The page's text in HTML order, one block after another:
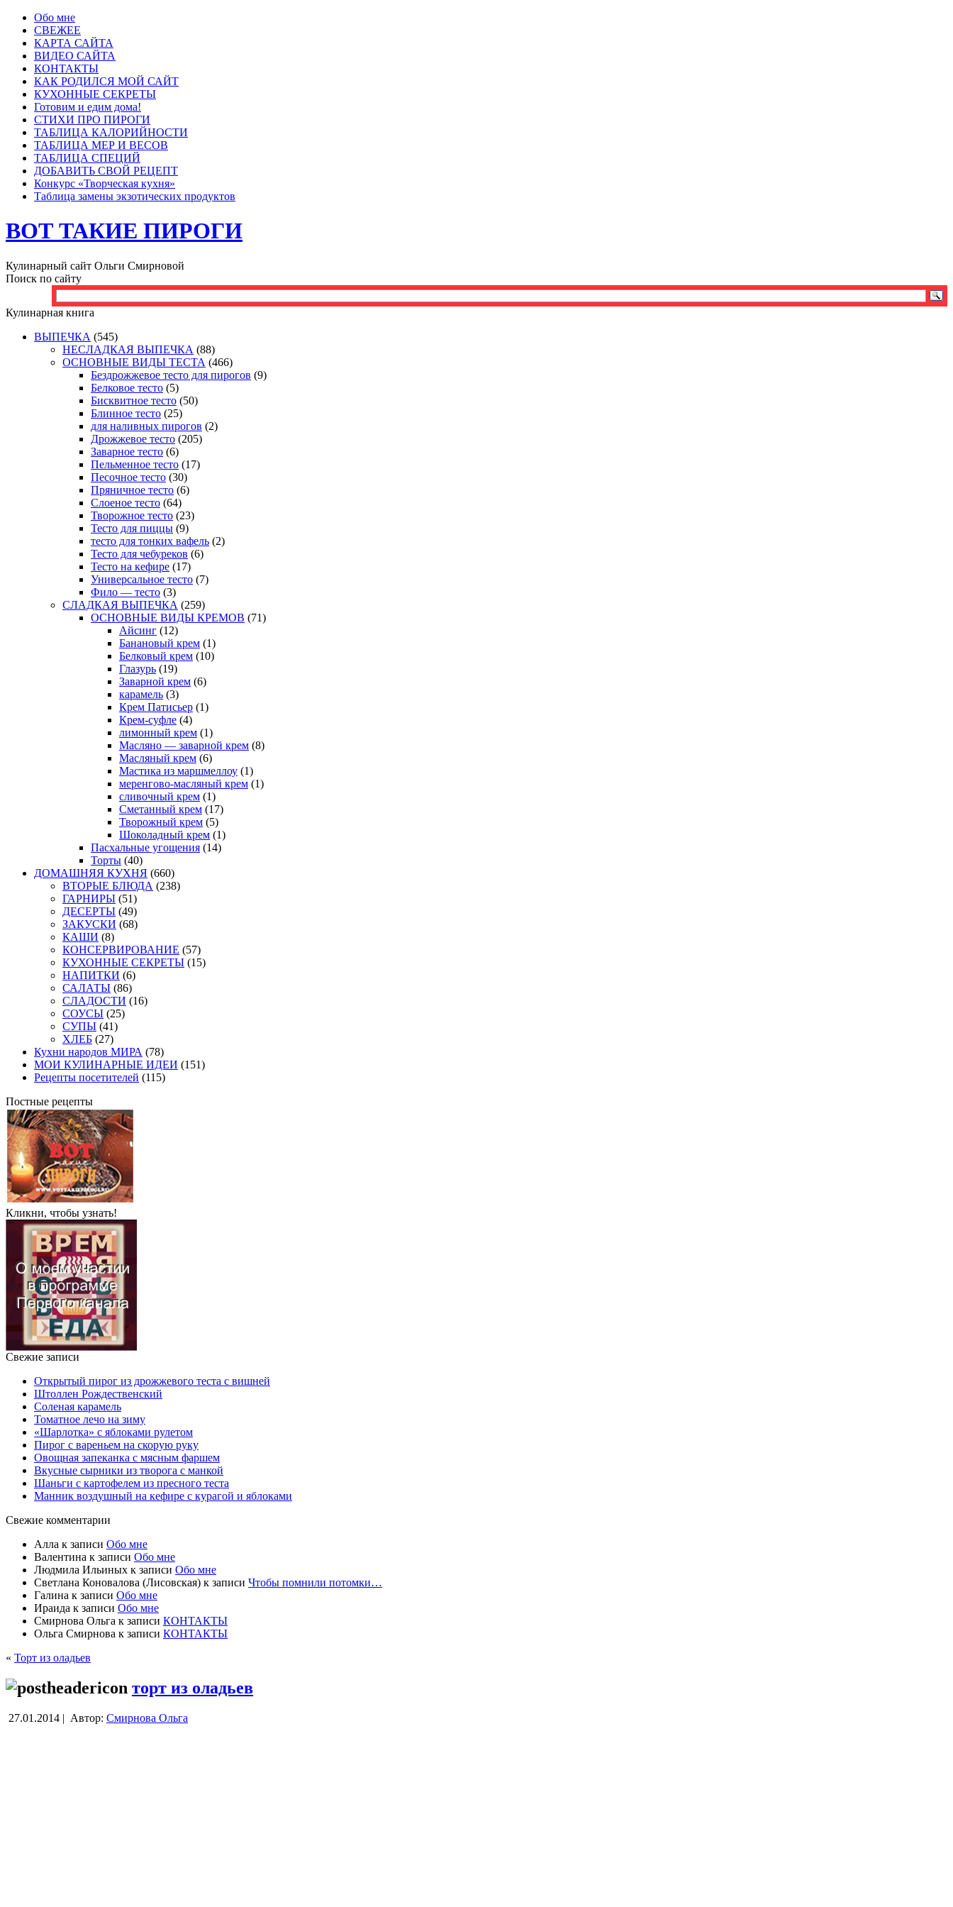
Обо мне
СВЕЖЕЕ
КАРТА САЙТА
ВИДЕО САЙТА
КОНТАКТЫ
КАК РОДИЛСЯ МОЙ САЙТ
КУХОННЫЕ СЕКРЕТЫ
Готовим и едим дома!
СТИХИ ПРО ПИРОГИ
ТАБЛИЦА КАЛОРИЙНОСТИ
ТАБЛИЦА МЕР И ВЕСОВ
ТАБЛИЦА СПЕЦИЙ
ДОБАВИТЬ СВОЙ РЕЦЕПТ
Конкурс «Творческая кухня»
Таблица замены экзотических продуктов
ВОТ ТАКИЕ ПИРОГИ
Кулинарный сайт Ольги Смирновой
Поиск по сайту
Кулинарная книга
ВЫПЕЧКА (545)
НЕСЛАДКАЯ ВЫПЕЧКА (88)
ОСНОВНЫЕ ВИДЫ ТЕСТА (466)
Бездрожжевое тесто для пирогов (9)
Белковое тесто (5)
Бисквитное тесто (50)
Блинное тесто (25)
для наливных пирогов (2)
Дрожжевое тесто (205)
Заварное тесто (6)
Пельменное тесто (17)
Песочное тесто (30)
Пряничное тесто (6)
Слоеное тесто (64)
Творожное тесто (23)
Тесто для пиццы (9)
тесто для тонких вафель (2)
Тесто для чебуреков (6)
Тесто на кефире (17)
Универсальное тесто (7)
Фило — тесто (3)
СЛАДКАЯ ВЫПЕЧКА (259)
ОСНОВНЫЕ ВИДЫ КРЕМОВ (71)
Айсинг (12)
Банановый крем (1)
Белковый крем (10)
Глазурь (19)
Заварной крем (6)
карамель (3)
Крем Патисьер (1)
Крем-суфле (4)
лимонный крем (1)
Масляно — заварной крем (8)
Масляный крем (6)
Мастика из маршмеллоу (1)
меренгово-масляный крем (1)
сливочный крем (1)
Сметанный крем (17)
Творожный крем (5)
Шоколадный крем (1)
Пасхальные угощения (14)
Торты (40)
ДОМАШНЯЯ КУХНЯ (660)
ВТОРЫЕ БЛЮДА (238)
ГАРНИРЫ (51)
ДЕСЕРТЫ (49)
ЗАКУСКИ (68)
КАШИ (8)
КОНСЕРВИРОВАНИЕ (57)
КУХОННЫЕ СЕКРЕТЫ (15)
НАПИТКИ (6)
САЛАТЫ (86)
СЛАДОСТИ (16)
СОУСЫ (25)
СУПЫ (41)
ХЛЕБ (27)
Кухни народов МИРА (78)
МОИ КУЛИНАРНЫЕ ИДЕИ (151)
Рецепты посетителей (115)
Постные рецепты
Кликни, чтобы узнать!
Свежие записи
Открытый пирог из дрожжевого теста с вишней
Штоллен Рождественский
Соленая карамель
Томатное лечо на зиму
«Шарлотка» с яблоками рулетом
Пирог с вареньем на скорую руку
Овощная запеканка с мясным фаршем
Вкусные сырники из творога с манкой
Шаньги с картофелем из пресного теста
Манник воздушный на кефире с курагой и яблоками
Свежие комментарии
Алла к записи Обо мне
Валентина к записи Обо мне
Людмила Ильиных к записи Обо мне
Светлана Коновалова (Лисовская) к записи Чтобы помнили потомки…
Галина к записи Обо мне
Ираида к записи Обо мне
Смирнова Ольга к записи КОНТАКТЫ
Ольга Смирнова к записи КОНТАКТЫ
« Торт из оладьев
торт из оладьев
27.01.2014 | Автор: Смирнова Ольга